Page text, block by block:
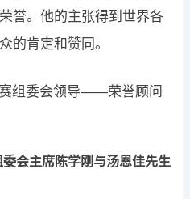
誉。他的主张得到世界各
的肯定和赞同。
会主席陈学刚与汤恩佳先生